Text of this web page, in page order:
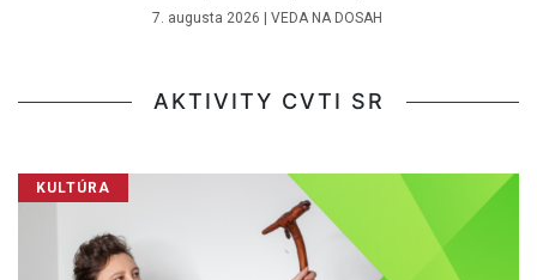
7. augusta 2026 | VEDA NA DOSAH
AKTIVITY CVTI SR
KULTÚRA